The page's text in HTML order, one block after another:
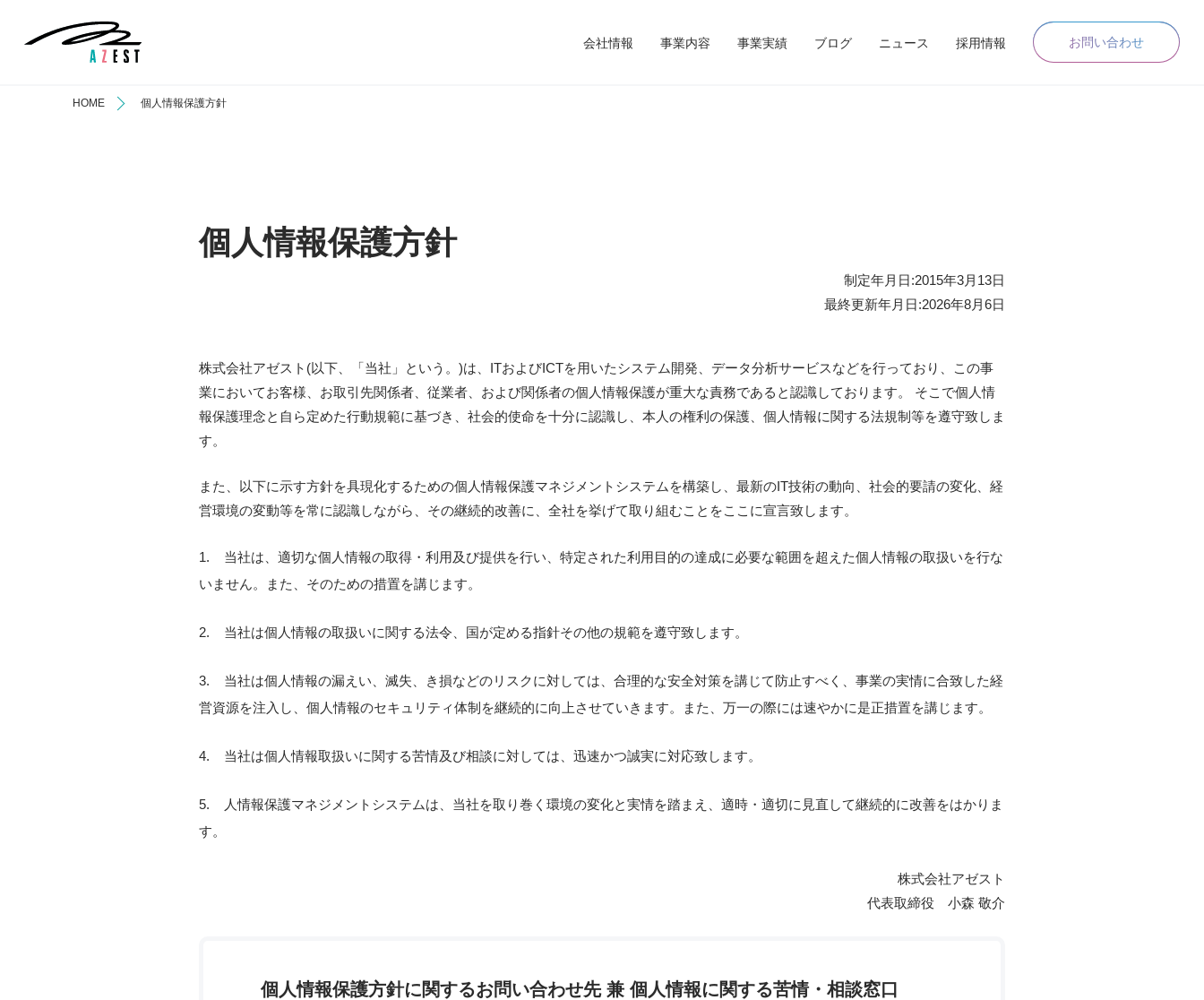
会社情報 事業内容 事業実績 ブログ ニュース 採用情報 お問い合わせ
HOME 個人情報保護方針
個人情報保護方針
制定年月日:2015年3月13日
最終更新年月日:2026年8月6日
株式会社アゼスト(以下、「当社」という。)は、ITおよびICTを用いたシステム開発、データ分析サービスなどを行っており、この事
業においてお客様、お取引先関係者、従業者、および関係者の個人情報保護が重大な責務であると認識しております。 そこで個人情
報保護理念と自ら定めた行動規範に基づき、社会的使命を十分に認識し、本人の権利の保護、個人情報に関する法規制等を遵守致しま
す。
また、以下に示す方針を具現化するための個人情報保護マネジメントシステムを構築し、最新のIT技術の動向、社会的要請の変化、経
営環境の変動等を常に認識しながら、その継続的改善に、全社を挙げて取り組むことをここに宣言致します。
1.
当社は、適切な個人情報の取得・利用及び提供を行い、特定された利用目的の達成に必要な範囲を超えた個人情報の取扱いを行な
いません。また、そのための措置を講じます。
2. 当社は個人情報の取扱いに関する法令、国が定める指針その他の規範を遵守致します。
3.
当社は個人情報の漏えい、滅失、き損などのリスクに対しては、合理的な安全対策を講じて防止すべく、事業の実情に合致した経
営資源を注入し、個人情報のセキュリティ体制を継続的に向上させていきます。また、万一の際には速やかに是正措置を講じます。
4. 当社は個人情報取扱いに関する苦情及び相談に対しては、迅速かつ誠実に対応致します。
5.
人情報保護マネジメントシステムは、当社を取り巻く環境の変化と実情を踏まえ、適時・適切に見直して継続的に改善をはかりま
す。
株式会社アゼスト
代表取締役 小森 敬介
個人情報保護方針に関するお問い合わせ先 兼 個人情報に関する苦情・相談窓口